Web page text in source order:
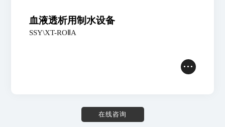
血液透析用制水设备
SSY\XT-ROⅡA
在线咨询